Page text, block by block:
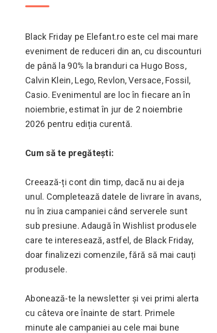
Black Friday pe Elefant.ro este cel mai mare
eveniment de reduceri din an, cu discounturi
de până la 90% la branduri ca Hugo Boss,
Calvin Klein, Lego, Revlon, Versace, Fossil,
Casio. Evenimentul are loc în fiecare an în
noiembrie, estimat în jur de 2 noiembrie
2026 pentru ediția curentă.
Cum să te pregătești:
Creează-ți cont din timp, dacă nu ai deja
unul. Completează datele de livrare în avans,
nu în ziua campaniei când serverele sunt
sub presiune. Adaugă în Wishlist produsele
care te interesează, astfel, de Black Friday,
doar finalizezi comenzile, fără să mai cauți
produsele.
Abonează-te la newsletter și vei primi alerta
cu câteva ore înainte de start. Primele
minute ale campaniei au cele mai bune